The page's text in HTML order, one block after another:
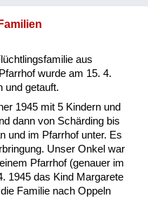
Mächte konnten
So kamen Russen oder
aus
wurde am 15. 4.
und getauft.
1945 mit 5 Kindern und
dann von Schärding bis
und im Pfarrhof unter. Es
Unser Onkel war
Pfarrhof (genauer im
1945 das Kind Margarete
Familie nach Oppeln